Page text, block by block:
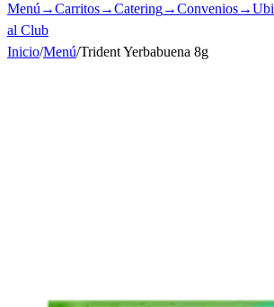
Menú →Carritos→Catering→Convenios→
al Club
Inicio/Menú/Trident Yerbabuena 8g